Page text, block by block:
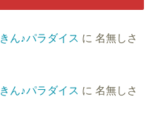
ん♪パラダイス に 名無しさ
ん♪パラダイス に 名無しさ